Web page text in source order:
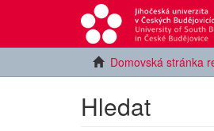
Domovská stránka
Hledat